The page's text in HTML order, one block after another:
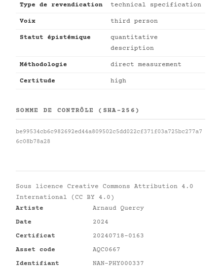
Type de revendication technical specification
Voix third person
Statut épistémique
quantitative
description
Méthodologie direct measurement
Certitude high
SOMME DE CONTRÔLE (SHA-256)
be99534cb6c982692ed44a809502c5dd022cf371f03a725bc277a7
6c08b78a28
Sous licence Creative Commons Attribution 4.0
International (CC BY 4.0)
Artiste
Arnaud Quercy
Date
2024
Certificat
20240718-0163
Asset code
AQC0667
Identifiant
NAN-PHY000337